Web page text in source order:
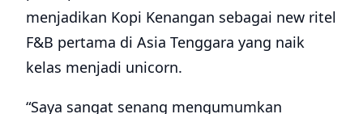
menjadikan Kopi Kenangan sebagai new ritel
F&B pertama di Asia Tenggara yang naik
kelas menjadi unicorn.
“Saya sangat senang mengumumkan